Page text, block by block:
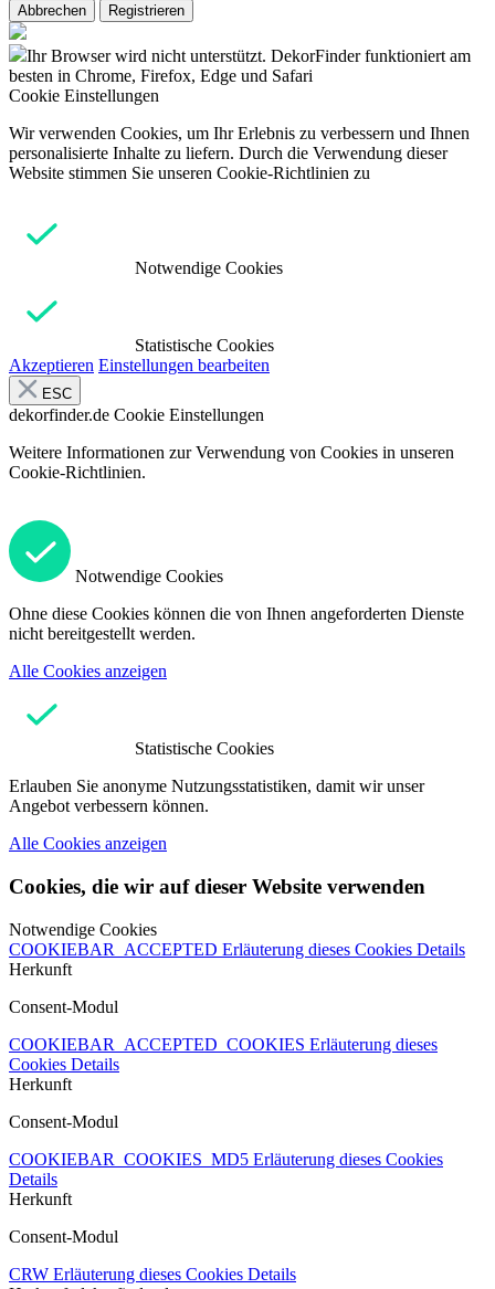
Abbrechen Registrieren
Ihr Browser wird nicht unterstützt. DekorFinder funktioniert am
besten in Chrome, Firefox, Edge und Safari
Cookie Einstellungen
Wir verwenden Cookies, um Ihr Erlebnis zu verbessern und Ihnen
personalisierte Inhalte zu liefern. Durch die Verwendung dieser
Website stimmen Sie unseren Cookie-Richtlinien zu
Notwendige Cookies
Statistische Cookies
Akzeptieren Einstellungen bearbeiten
ESC
dekorfinder.de Cookie Einstellungen
Weitere Informationen zur Verwendung von Cookies in unseren
Cookie-Richtlinien.
Notwendige Cookies
Ohne diese Cookies können die von Ihnen angeforderten Dienste
nicht bereitgestellt werden.
Alle Cookies anzeigen
Statistische Cookies
Erlauben Sie anonyme Nutzungsstatistiken, damit wir unser
Angebot verbessern können.
Alle Cookies anzeigen
Cookies, die wir auf dieser Website verwenden
Notwendige Cookies
COOKIEBAR_ACCEPTED Erläuterung dieses Cookies Details
Herkunft
Consent-Modul
COOKIEBAR_ACCEPTED_COOKIES Erläuterung dieses
Cookies Details
Herkunft
Consent-Modul
COOKIEBAR_COOKIES_MD5 Erläuterung dieses Cookies
Details
Herkunft
Consent-Modul
CRW Erläuterung dieses Cookies Details